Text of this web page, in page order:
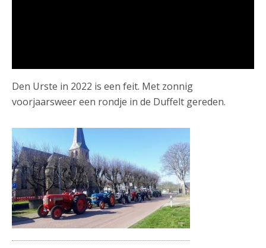
Den Urste in 2022 is een feit. Met zonnig
voorjaarsweer een rondje in de Duffelt gereden.